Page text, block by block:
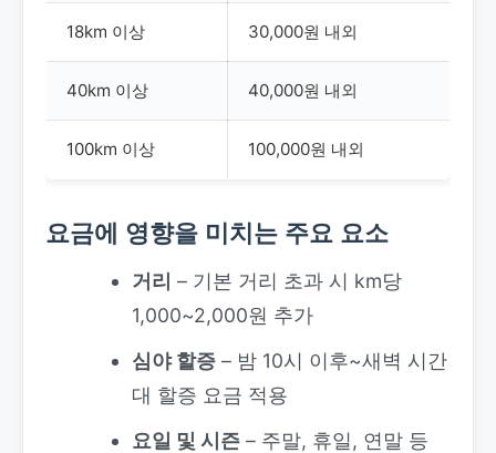
18km 이상 30,000원 내외
40km 이상 40,000원 내외
100km 이상 100,000원 내외
요금에 영향을 미치는 주요 요소
거리 – 기본 거리 초과 시 km당
1,000~2,000원 추가
심야 할증– 밤 10시 이후~새벽 시간
대 할증 요금 적용
요일 및 시즌– 주말, 휴일, 연말 등